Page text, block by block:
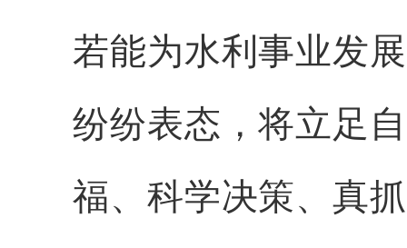
若能为水利事业发
纷纷表态，将立足
福、科学决策、真